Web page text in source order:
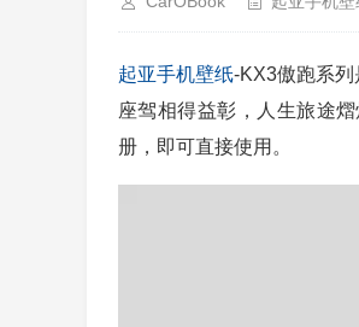
起亚手机壁纸-KX3傲跑系
座驾相得益彰，人生旅途
册，即可直接使用。